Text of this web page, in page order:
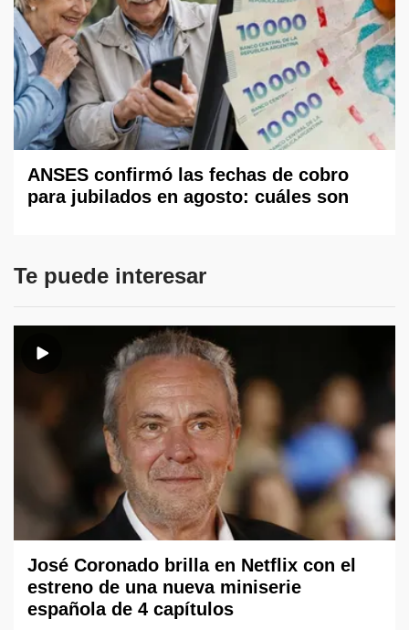
ANSES confirmó las fechas de cobro
para jubilados en agosto: cuáles son
Te puede interesar
José Coronado brilla en Netflix con el
estreno de una nueva miniserie
española de 4 capítulos